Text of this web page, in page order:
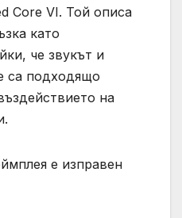
Core VI. Той описа
като
че звукът и
са подходящо
на
е изправен